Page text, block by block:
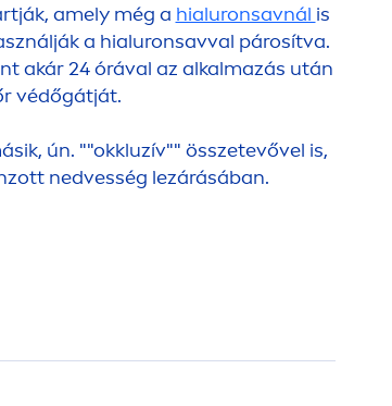
amely még a hialuronsavnál is
a hialuronsavval párosítva.
akár 24 órával az alkalmazás után
védőgátját.
ún. ""okkluzív"" összetevővel is,
nedvesség lezárásában.